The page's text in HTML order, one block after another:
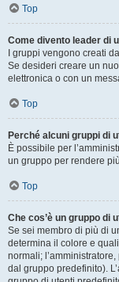
Top
Come divento leader di
I gruppi vengono creati
Se desideri creare un
elettronica o con un
Top
Perché alcuni gruppi di
È possibile per
un gruppo per rendere
Top
Che cos’è un gruppo di
Se sei membro di più di
determina il colore e
normali;
dal gruppo predefinito).